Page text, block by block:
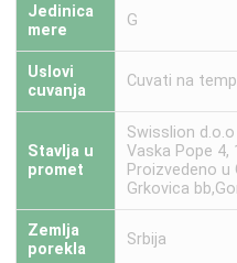
Jedinica
mere
G
Uslovi
cuvanja
Cuvati na
Stavlja u
promet
Swisslion
Vaska Pope 4,
Proizvedeno u
Grkovica
Zemlja
porekla
Srbija